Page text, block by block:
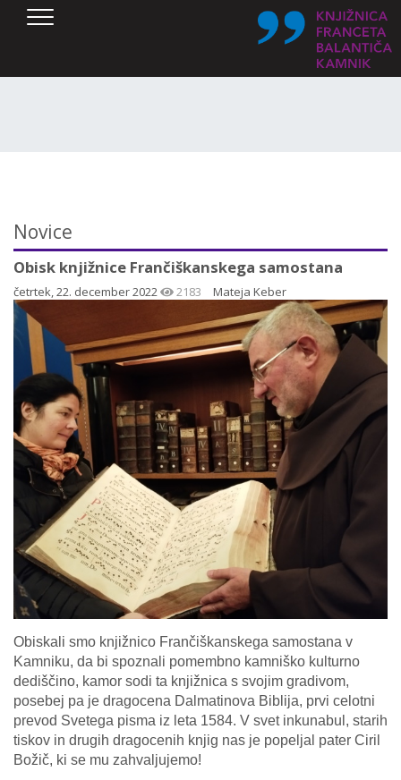
Novice
Obisk knjižnice Frančiškanskega samostana
četrtek, 22. december 2022 2183 Mateja Keber
Obiskali smo knjižnico Frančiškanskega samostana v
Kamniku, da bi spoznali pomembno kamniško kulturno
dediščino, kamor sodi ta knjižnica s svojim gradivom,
posebej pa je dragocena Dalmatinova Biblija, prvi celotni
prevod Svetega pisma iz leta 1584. V svet inkunabul, starih
tiskov in drugih dragocenih knjig nas je popeljal pater Ciril
Božič, ki se mu zahvaljujemo!